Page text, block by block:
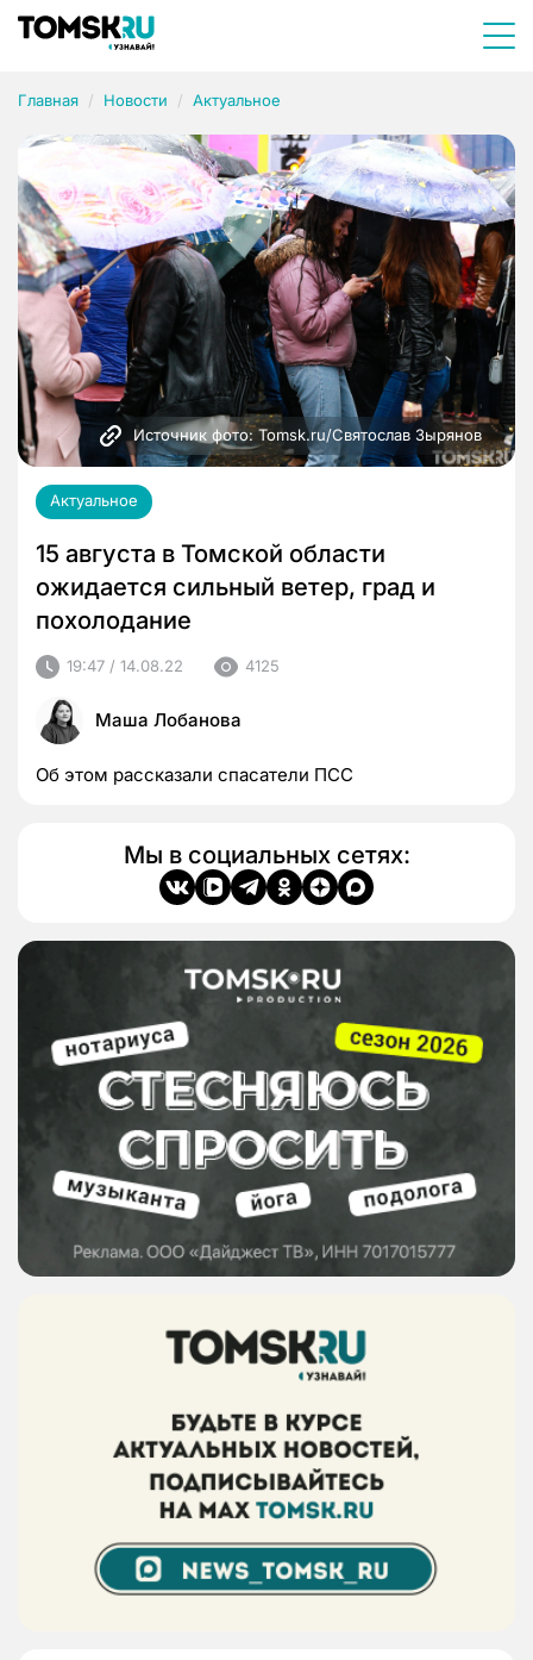
Главная Новости Актуальное
Источник фото: Tomsk.ru/Святослав Зырянов
Актуальное
15 августа в Томской области
ожидается сильный ветер, град и
похолодание
19:47 / 14.08.22 4125
Маша Лобанова
Об этом рассказали спасатели ПСС
Мы в социальных сетях: